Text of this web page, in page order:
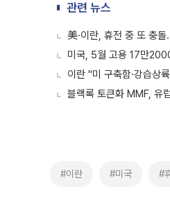
관련 뉴스
美·이란, 휴전 중 또 충
미국, 5월 고용 17만
이란 "미 구축함·강습상
블랙록 토큰화 MMF, 유
#이란 #미국 #